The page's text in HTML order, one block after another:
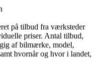
på tilbud fra værksteder
priser. Antal tilbud,
af bilmærke, model,
hvornår og hvor i landet,